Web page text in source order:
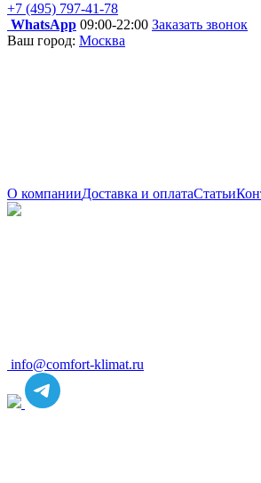
+7 (495) 797-41-78
WhatsApp 09:00-22:00 Заказать звонок
Ваш город: Москва
О компанииДоставка и оплатаСтатьи
info@comfort-klimat.ru